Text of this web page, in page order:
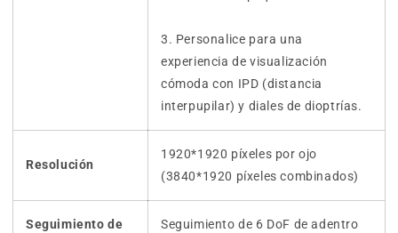
3. Personalice para una
experiencia de visualización
cómoda con IPD (distancia
interpupilar) y diales de dioptrías.
Resolución
1920*1920 píxeles por ojo
(3840*1920 píxeles combinados)
Seguimiento de
Seguimiento de 6 DoF de adentro